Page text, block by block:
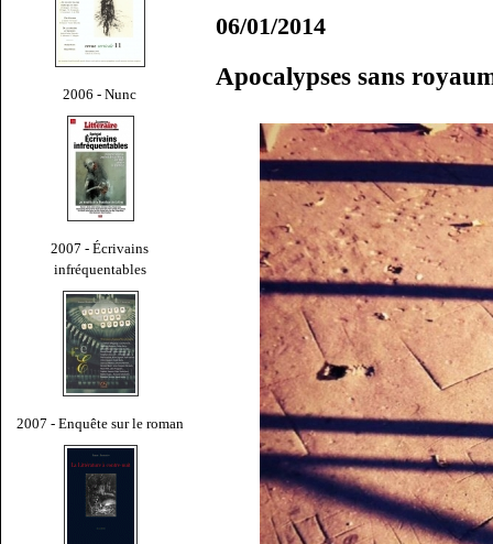
2006 - Nunc
2007 - Écrivains
infréquentables
2007 - Enquête sur le roman
06/01/2014
Apocalypses sans